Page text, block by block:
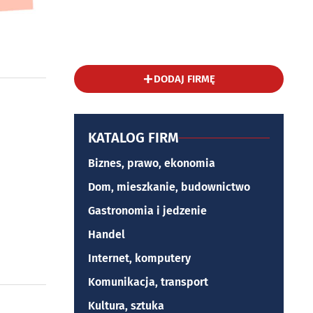
DODAJ FIRMĘ
KATALOG FIRM
Biznes, prawo, ekonomia
Dom, mieszkanie, budownictwo
Gastronomia i jedzenie
Handel
Internet, komputery
Komunikacja, transport
Kultura, sztuka